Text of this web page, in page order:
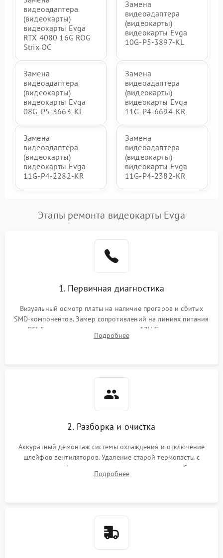
видеоадаптера
(видеокарты)
видеокарты Evga
RTX 4080 16G ROG
Strix OC
Замена
видеоадаптера
(видеокарты)
видеокарты Evga
10G-P5-3897-KL
Замена
видеоадаптера
(видеокарты)
видеокарты Evga
08G-P5-3663-KL
Замена
видеоадаптера
(видеокарты)
видеокарты Evga
11G-P4-6694-KR
Замена
видеоадаптера
(видеокарты)
видеокарты Evga
11G-P4-2282-KR
Замена
видеоадаптера
(видеокарты)
видеокарты Evga
11G-P4-2382-KR
Этапы ремонта видеокарты Evga
1. Первичная диагностика
Визуальный осмотр платы на наличие прогаров и сбитых
SMD-компонентов. Замер сопротивлений на линиях питания
PCI-E и дополнительных разъемах 12V. Проверка на
короткое замыкание основных дросселей питания GPU и
Подробнее
2. Разборка и очистка
Аккуратный демонтаж системы охлаждения и отключение
шлейфов вентиляторов. Удаление старой термопасты с
кристалла графического чипа и термопрокладок с банок
памяти и зоны VRM. Очистка платы от пыли и окислов.
Подробнее